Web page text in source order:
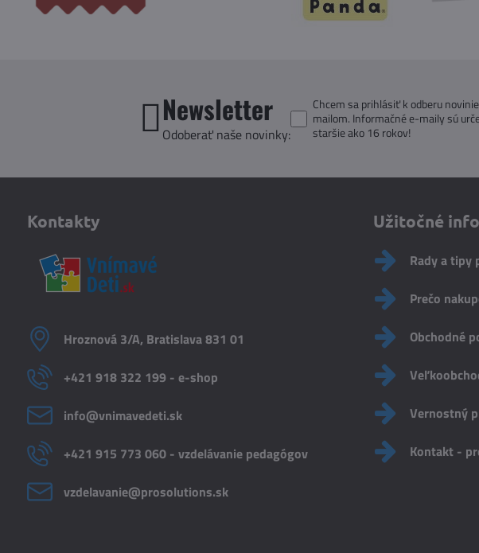
Newsletter
Odoberať naše novinky:
Chcem sa prihlásiť k odberu
mailom. Informačné e-maily sú
staršie ako 16 rokov!
Kontakty
Hroznová 3/A, Bratislava 831 01
+421 918 322 199 - e-shop
info​@vnimavedeti​.sk
+421 915 773 060 - vzdelávanie pedagógov
vzdelavanie​@prosolutions​.sk
Užitočné
Rady a tipy
Prečo
Obchodné
Vernostný
Kontakt -